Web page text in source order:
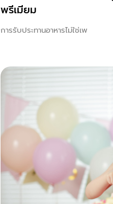
พรีเมียม
การรับประทานอาหารไม่ใช่เพ